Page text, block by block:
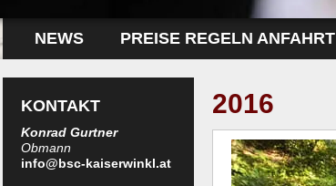
NEWS PREISE REGELN ANFAHRT
KONTAKT
Konrad Gurtner
Obmann
info@bsc-kaiserwinkl.at
2016